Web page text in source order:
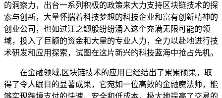
的洞察力，出台一系列积极的政策来大力支持区块链技术的探
索与创新，大量怀揣着科技梦想的科技企业和富有创新精神的
创业公司，也如过江之鲫般纷纷涌入这个充满无限可能的领
域，投入了巨额的资金和大量的专业人力，全力以赴地进行技
术研发和应用探索，试图在这片新兴的科技蓝海中抢占先机。
在金融领域,区块链技术的应用已经结出了累累硕果，取
得了令人瞩目的显著成果，它宛如一位高效的金融魔法师，能
够实现跨境支付的快速、安全和低成本，极大地提高了交易的